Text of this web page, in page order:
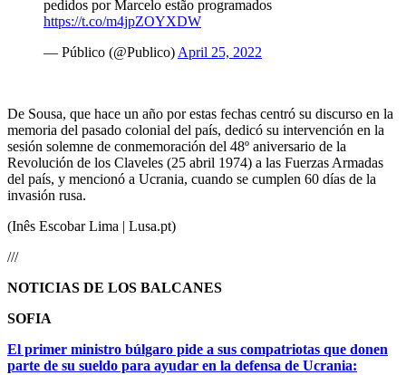
pedidos por Marcelo estão programados
https://t.co/m4jpZOYXDW
— Público (@Publico) April 25, 2022
De Sousa, que hace un año por estas fechas centró su discurso en la
memoria del pasado colonial del país, dedicó su intervención en la
sesión solemne de conmemoración del 48º aniversario de la
Revolución de los Claveles (25 abril 1974) a las Fuerzas Armadas
del país, y mencionó a Ucrania, cuando se cumplen 60 días de la
invasión rusa.
(Inês Escobar Lima | Lusa.pt)
///
NOTICIAS DE LOS BALCANES
SOFIA
El primer ministro búlgaro pide a sus compatriotas que donen
parte de su sueldo para ayudar en la defensa de Ucrania: